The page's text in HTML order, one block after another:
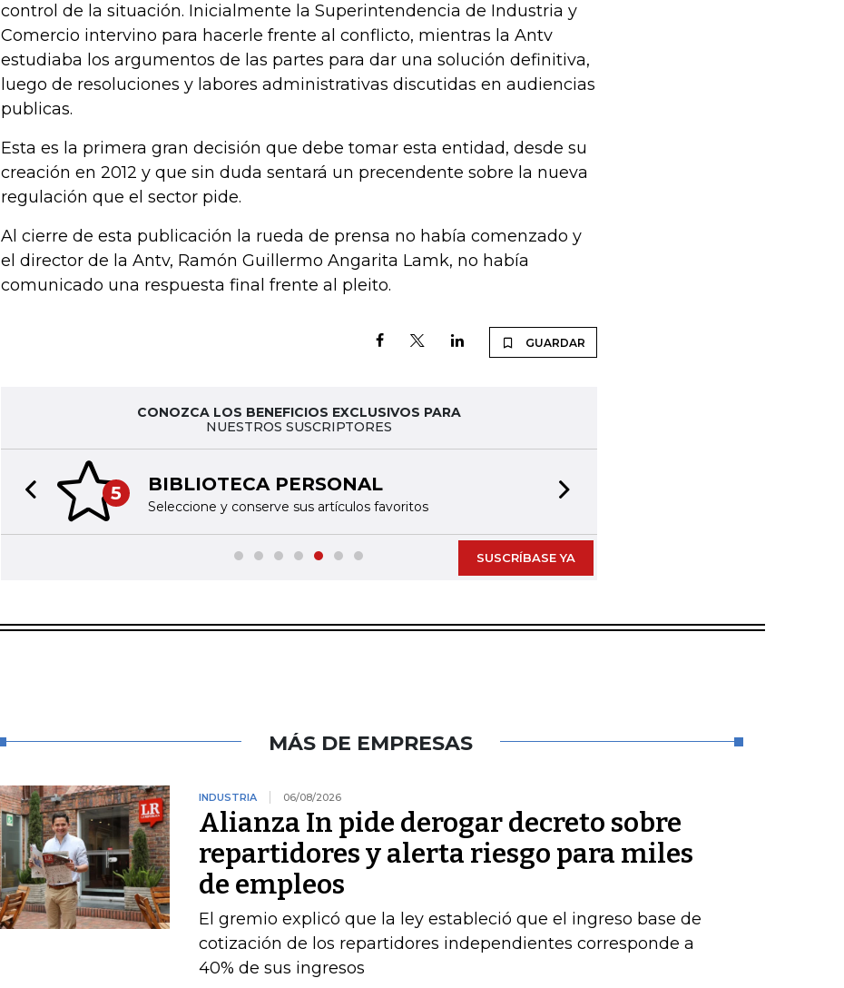
control de la situación. Inicialmente la Superintendencia de Industria y
Comercio intervino para hacerle frente al conflicto, mientras la Antv
estudiaba los argumentos de las partes para dar una solución definitiva,
luego de resoluciones y labores administrativas discutidas en audiencias
publicas.
Esta es la primera gran decisión que debe tomar esta entidad, desde su
creación en 2012 y que sin duda sentará un precendente sobre la nueva
regulación que el sector pide.
Al cierre de esta publicación la rueda de prensa no había comenzado y
el director de la Antv, Ramón Guillermo Angarita Lamk, no había
comunicado una respuesta final frente al pleito.
GUARDAR
CONOZCA LOS BENEFICIOS EXCLUSIVOS PARA
NUESTROS SUSCRIPTORES
5 BIBLIOTECA PERSONAL
Seleccione y conserve sus artículos favoritos
Previous slide
SUSCRÍBASE YA
MÁS DE EMPRESAS
INDUSTRIA 06/08/2026
Alianza In pide derogar decreto sobre
repartidores y alerta riesgo para miles
de empleos
El gremio explicó que la ley estableció que el ingreso base de
cotización de los repartidores independientes corresponde a
40% de sus ingresos